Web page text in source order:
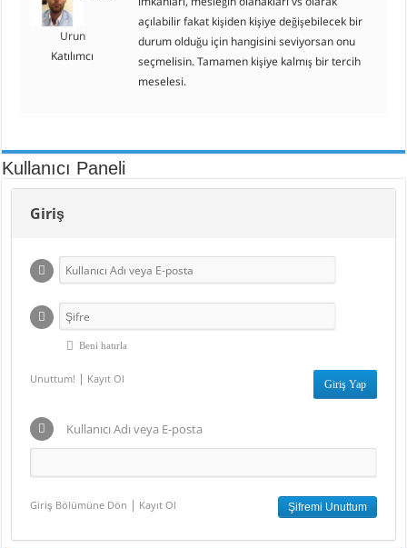
Urun
Katılımcı
açılabilir fakat kişiden kişiye değişebilecek bir
durum olduğu için hangisini seviyorsan onu
seçmelisin. Tamamen kişiye kalmış bir tercih
meselesi.
Kullanıcı Paneli
Giriş
Beni hatırla
Unuttum! | Kayıt Ol
Kullanıcı Adı veya E-posta
Giriş Bölümüne Dön | Kayıt Ol